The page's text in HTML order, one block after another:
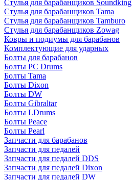
Стулья для барабанщиков Soundking
Стулья для барабанщиков Tama
Стулья для барабанщиков Tamburo
Стулья для барабанщиков Zowag
Ковры и подиумы для барабанов
Комплектующие для ударных
Болты для барабанов
Болты PC Drums
Болты Tama
Болты Dixon
Болты DW
Болты Gibraltar
Болты LDrums
Болты Peace
Болты Pearl
Запчасти для барабанов
Запчасти для педалей
Запчасти для педалей DDS
Запчасти для педалей Dixon
Запчасти для педалей DW